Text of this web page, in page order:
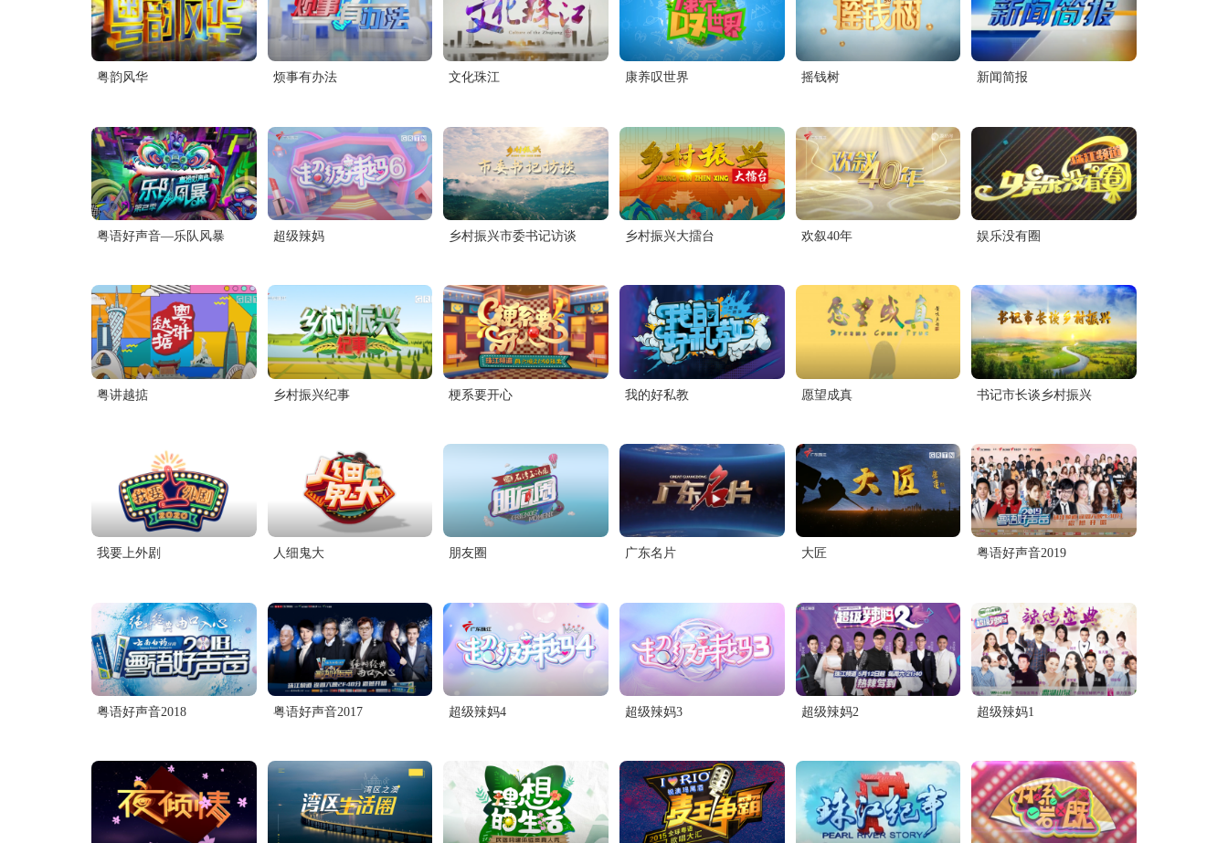
粤韵风华 烦事有办法 文化珠江 康养叹世界 摇钱树 新闻简报
粤语好声音—乐队风暴 超级辣妈 乡村振兴市委书记访谈 乡村振兴大擂台 欢叙40年 娱乐没有圈
粤讲越掂 乡村振兴纪事 梗系要开心 我的好私教 愿望成真 书记市长谈乡村振兴
我要上外剧 人细鬼大 朋友圈 广东名片 大匠 粤语好声音2019
粤语好声音2018 粤语好声音2017 超级辣妈4 超级辣妈3 超级辣妈2 超级辣妈1